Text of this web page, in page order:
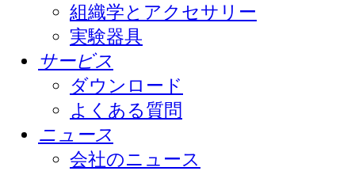
組織学とアクセサリー
実験器具
サービス
ダウンロード
よくある質問
ニュース
会社のニュース